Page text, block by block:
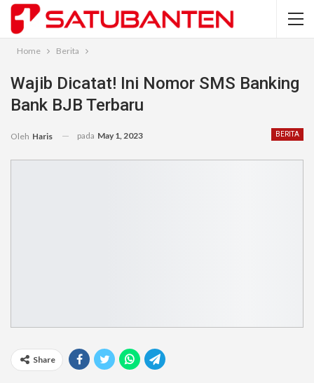
Home Berita
Wajib Dicatat! Ini Nomor SMS Banking
Bank BJB Terbaru
BERITA
Oleh Haris pada May 1, 2023
Share